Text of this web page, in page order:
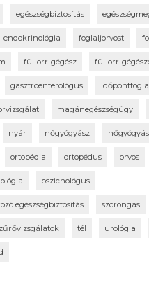
egészségbiztosítás
endokrinológia foglaljorvost
fül-orr-gégész fül-orr-
gasztroenterológus
magánegészségügy
nyár nőgyógyász
ortopédia ortopédus orvos
pszichológus
egészségbiztosítás szorongás
tél urológia